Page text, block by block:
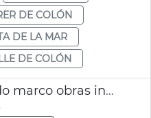
DE COLÓN
DE LA MAR
DE COLÓN
Adjudicación acuerdo marco obras inmuebles municipales València